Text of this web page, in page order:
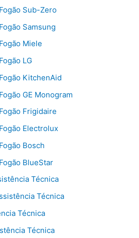
Sub-Zero
Samsung
Miele
LG
KitchenAid
GE Monogram
Frigidaire
Electrolux
Bosch
BlueStar
Técnica
Técnica
Técnica
Técnica